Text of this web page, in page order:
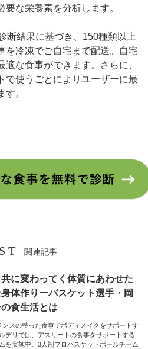
要な栄養素を分析します。
断結果に基づき、150種類以上
を冷凍でご自宅まで配送。自宅
な食事ができます。さらに、
で使うごとによりユーザーに最
。
関連記事
に変わってく体質にあわせた
体作りーバスケット選手・岡
の食生活とは
ンスの整った食事でボディメイクをサポートす
デリでは、アスリートの食事をサポートする
を実施中。3人制プロバスケットボールチーム